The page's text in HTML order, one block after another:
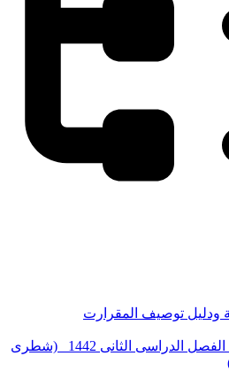
ودليل توصيف المقرارت
منسقو مقررات الفصل الدراسى الثانى 1442_ (شطرى